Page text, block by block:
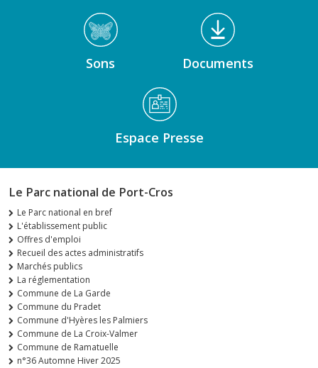
Sons Documents
Espace Presse
Le Parc national de Port-Cros
Le Parc national en bref
L'établissement public
Offres d'emploi
Recueil des actes administratifs
Marchés publics
La réglementation
Commune de La Garde
Commune du Pradet
Commune d'Hyères les Palmiers
Commune de La Croix-Valmer
Commune de Ramatuelle
n°36 Automne Hiver 2025